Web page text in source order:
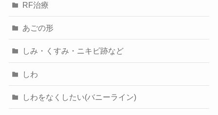
RF治療
あごの形
しみ・くすみ・ニキビ跡など
しわ
しわをなくしたい(バニーライン)